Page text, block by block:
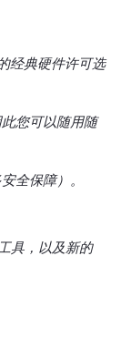
经典硬件许可选
您可以随用随
全保障）。
具，以及新的